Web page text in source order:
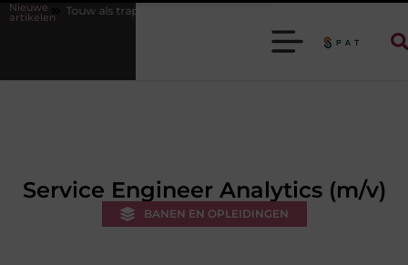
Nieuwe
artikelen
trapleuning en afzetkoord
Service Engineer Analytics (m/v)
BANEN EN OPLEIDINGEN